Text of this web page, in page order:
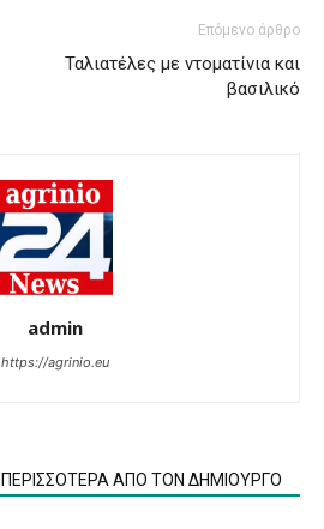
Επόμενο άρθρο
Ταλιατέλες με ντοματίνια και
βασιλικό
admin
https://agrinio.eu
ΠΕΡΙΣΣΟΤΕΡΑ ΑΠΟ ΤΟΝ ΔΗΜΙΟΥΡΓΟ